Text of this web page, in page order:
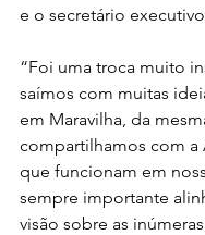
e o secretário
“Foi uma troca muito
saímos com muitas
em Maravilha, da
compartilhamos com a
que funcionam em
sempre importante
visão sobre as